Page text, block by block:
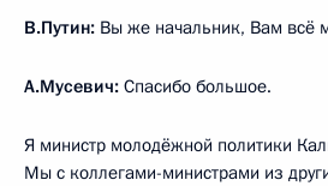
В.Путин: Вы же начальник, Вам всё
А.Мусевич: Спасибо большое.
Я министр молодёжной политики
Мы с коллегами-министрами из